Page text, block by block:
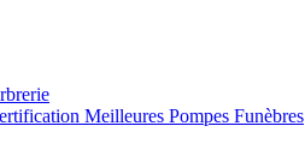
Meilleures Pompes Funèbres